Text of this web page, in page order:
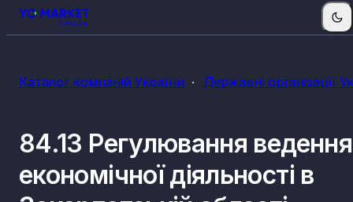
Каталог компаній України Державні організації
84.13 Регулювання ведення
економічної діяльності в